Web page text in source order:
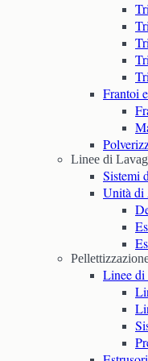
Frantoi
Linee di
Sistemi
Unità di
Linee di